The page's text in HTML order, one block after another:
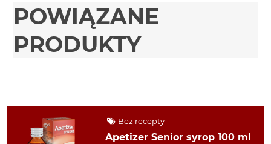
POWIĄZANE
PRODUKTY
Bez recepty
Apetizer Senior syrop 100 ml